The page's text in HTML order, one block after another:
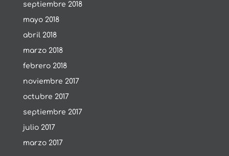
septiembre 2018
mayo 2018
abril 2018
marzo 2018
febrero 2018
noviembre 2017
octubre 2017
septiembre 2017
julio 2017
marzo 2017